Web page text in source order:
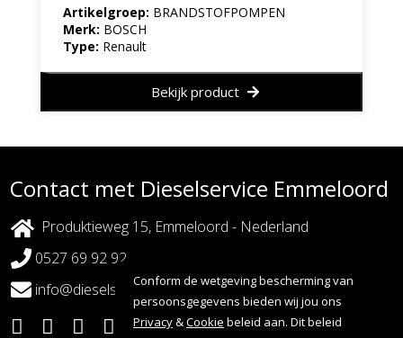
Conform de wetgeving bescherming van
persoonsgegevens bieden wij jou ons
Privacy&Cookie beleid aan. Dit beleid
Artikelgroep: BRANDSTOFPOMPEN
Merk: BOSCH
Type: Renault
Bekijk product
Contact met Dieselservice Emmeloord
Produktieweg 15, Emmeloord - Nederland
0527 69 92 92
info@dieselserviceemmeloord.nl